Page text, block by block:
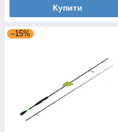
Купити
–15%